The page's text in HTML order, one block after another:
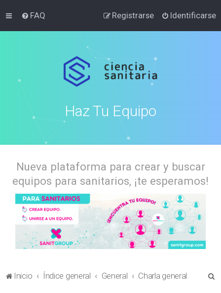
FAQ Identificarse
Registrarse
Haz Tu Equipo
Nueva plataforma para crear y buscar
equipos para sanitarios, ¡te esperamos!
Inicio Índice general General Charla general